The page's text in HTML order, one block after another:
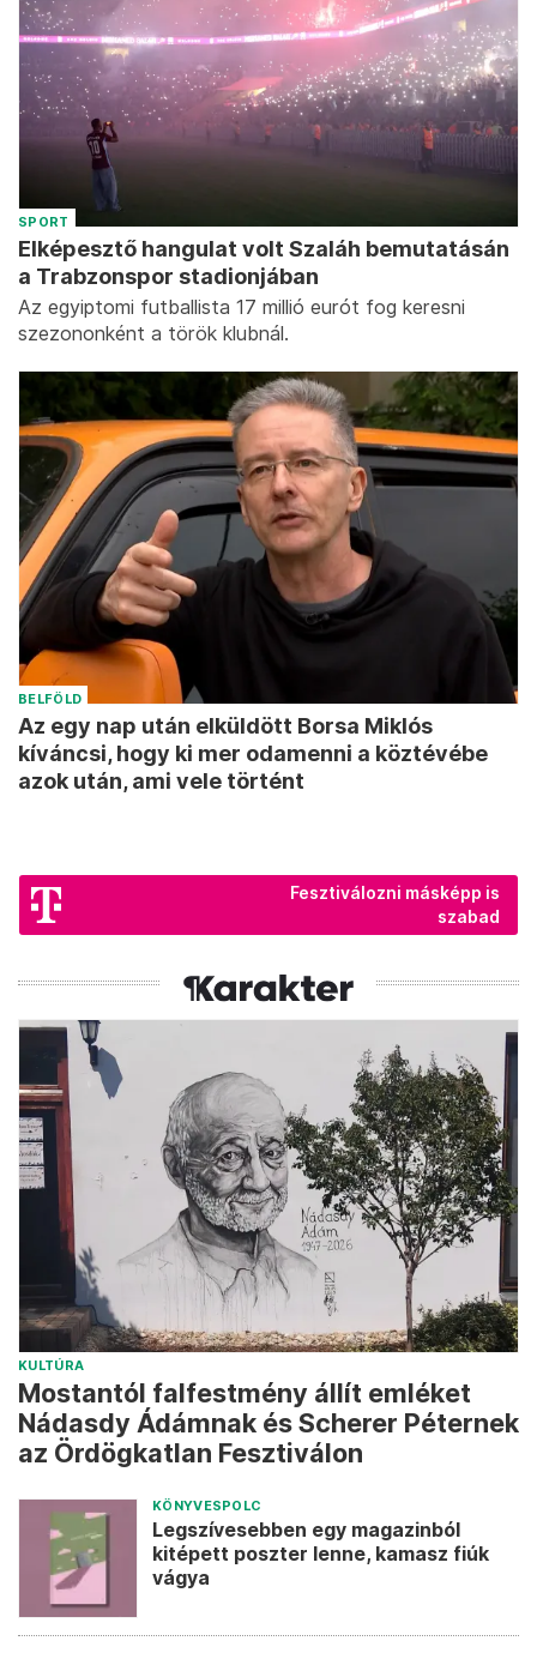
SPORT
Elképesztő hangulat volt Szaláh bemutatásán
a Trabzonspor stadionjában
Az egyiptomi futballista 17 millió eurót fog keresni
szezononként a török klubnál.
BELFÖLD
Az egy nap után elküldött Borsa Miklós
kíváncsi, hogy ki mer odamenni a köztévébe
azok után, ami vele történt
Fesztiválozni másképp is
szabad
KULTÚRA
Mostantól falfestmény állít emléket
Nádasdy Ádámnak és Scherer Péternek
az Ördögkatlan Fesztiválon
KÖNYVESPOLC
Legszívesebben egy magazinból
kitépett poszter lenne, kamasz fiúk
vágya